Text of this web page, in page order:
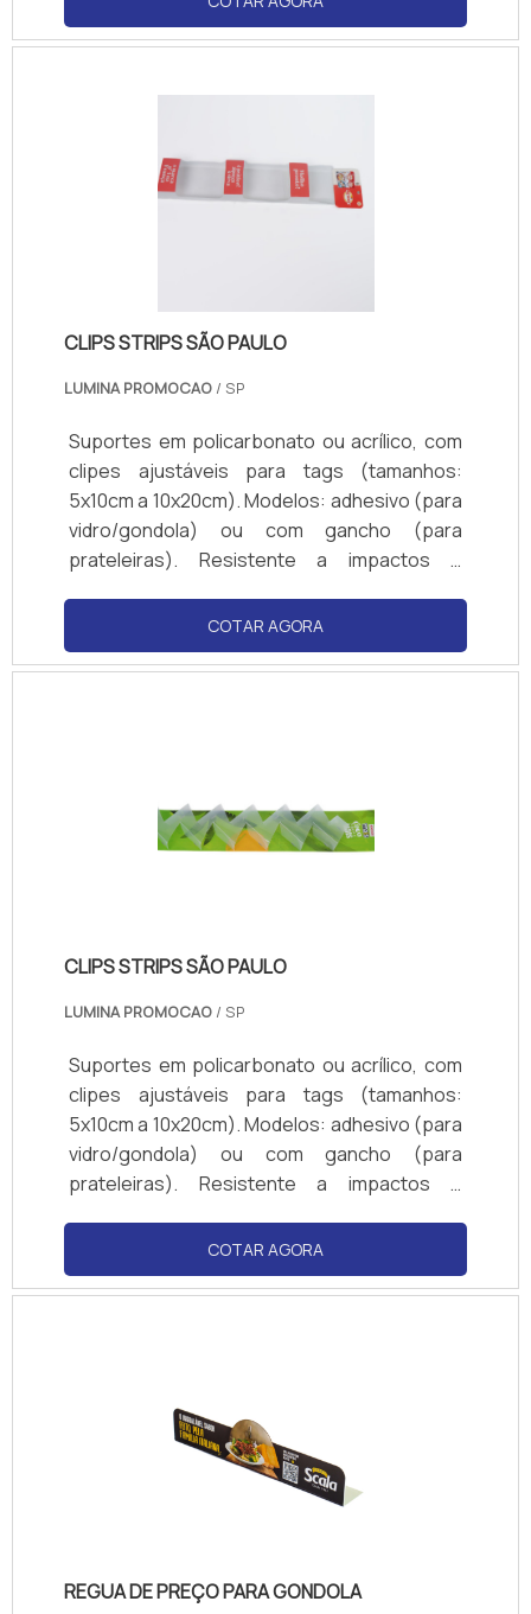
papel couchê, PVC ou cartão. Normas de
visibilidade: ângulo de 180° para fácil leitura.
CLIPS STRIPS SÃO PAULO
LUMINA PROMOCAO / SP
Suportes em policarbonato ou acrílico, com
clipes ajustáveis para tags (tamanhos:
5x10cm a 10x20cm). Modelos: adhesivo (para
vidro/gondola) ou com gancho (para
prateleiras). Resistente a impactos e
personalizadas (logotipos). Compatível com
papel couchê, PVC ou cartão. Normas de
visibilidade: ângulo de 180° para fácil leitura.
COTAR AGORA
CLIPS STRIPS SÃO PAULO
LUMINA PROMOCAO / SP
Suportes em policarbonato ou acrílico, com
clipes ajustáveis para tags (tamanhos:
5x10cm a 10x20cm). Modelos: adhesivo (para
vidro/gondola) ou com gancho (para
prateleiras). Resistente a impactos e
personalizadas (logotipos). Compatível com
papel couchê, PVC ou cartão. Normas de
visibilidade: ângulo de 180° para fácil leitura.
COTAR AGORA
REGUA DE PREÇO PARA GONDOLA